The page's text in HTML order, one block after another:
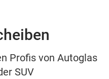
Profis von Autoglas
SUV